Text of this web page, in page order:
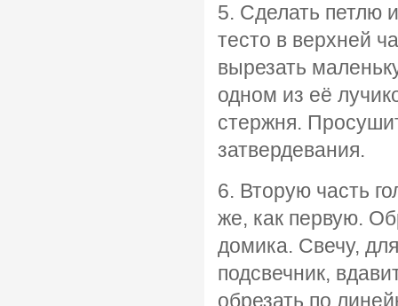
5. Сделать петлю
тесто в верхней
вырезать
одном из её
стержня.
затвердевания.
6. Вторую часть
же, как первую.
домика. Свечу,
подсвечник,
обрезать по